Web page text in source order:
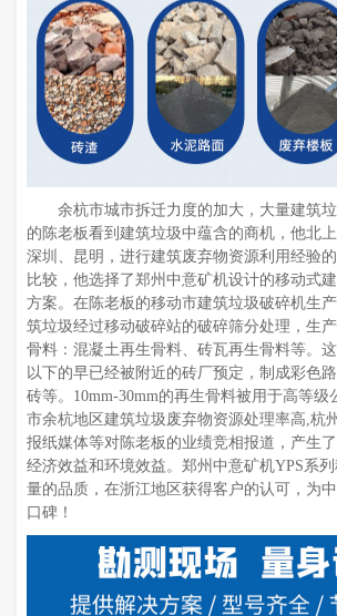
余杭市城市拆迁力度的加大，大量建筑
的陈老板看到建筑垃圾中蕴含的商机，他北
深圳、昆明，进行建筑废弃物资源利用经验
比较，他选择了郑州中意矿机设计的移动式
方案。在陈老板的移动市建筑垃圾破碎机生
筑垃圾经过移动破碎站的破碎筛分处理，生
骨料：混凝土再生骨料、砖瓦再生骨料等。
以下的早已经被附近的砖厂预定，制成彩色
砖等。10mm-30mm的再生骨料被用于高等级
市余杭地区建筑垃圾废弃物资源处理率高,杭
报纸媒体等对陈老板的业绩竞相报道，产生了
经济效益和环境效益。郑州中意矿机YPS系
量的品质，在浙江地区获得客户的认可，为
口碑！